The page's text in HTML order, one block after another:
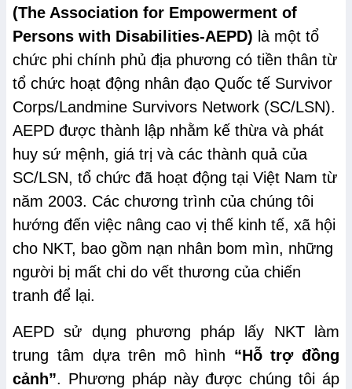
(The Association for Empowerment of
Persons with Disabilities-AEPD) là một tổ
chức phi chính phủ địa phương có tiền thân từ
tổ chức hoạt động nhân đạo Quốc tế Survivor
Corps/Landmine Survivors Network (SC/LSN).
AEPD được thành lập nhằm kế thừa và phát
huy sứ mệnh, giá trị và các thành quả của
SC/LSN, tổ chức đã hoạt động tại Việt Nam từ
năm 2003. Các chương trình của chúng tôi
hướng đến việc nâng cao vị thế kinh tế, xã hội
cho NKT, bao gồm nạn nhân bom mìn, những
người bị mất chi do vết thương của chiến
tranh để lại.
AEPD sử dụng phương pháp lấy NKT làm
trung tâm dựa trên mô hình “Hỗ trợ đồng
cảnh”. Phương pháp này được chúng tôi áp